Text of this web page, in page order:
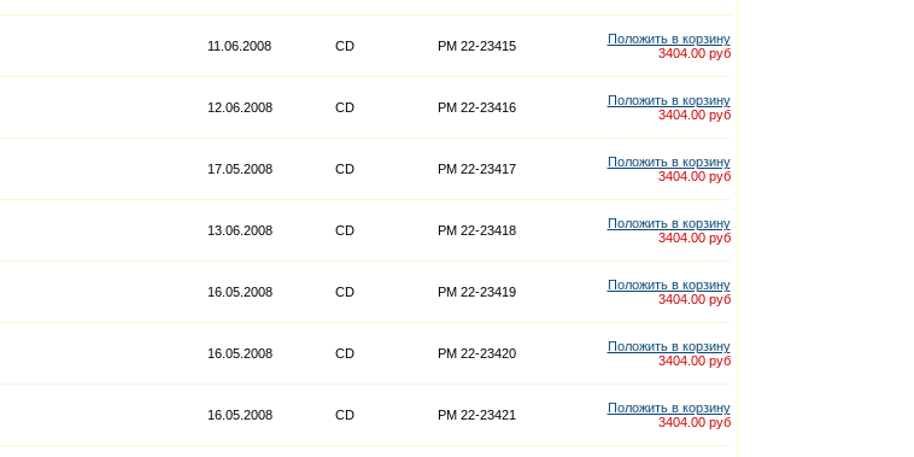
11.06.2008 CD PM 22-23415
Положить в корзину
3404.00 руб
12.06.2008 CD PM 22-23416
Положить в корзину
3404.00 руб
17.05.2008 CD PM 22-23417
Положить в корзину
3404.00 руб
13.06.2008 CD PM 22-23418
Положить в корзину
3404.00 руб
16.05.2008 CD PM 22-23419
Положить в корзину
3404.00 руб
16.05.2008 CD PM 22-23420
Положить в корзину
3404.00 руб
16.05.2008 CD PM 22-23421
Положить в корзину
3404.00 руб